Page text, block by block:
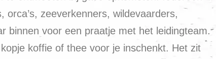
zeeverkenners, wildevaarders,
binnen voor een praatje met het leidingteam.
koffie of thee voor je inschenkt. Het zit